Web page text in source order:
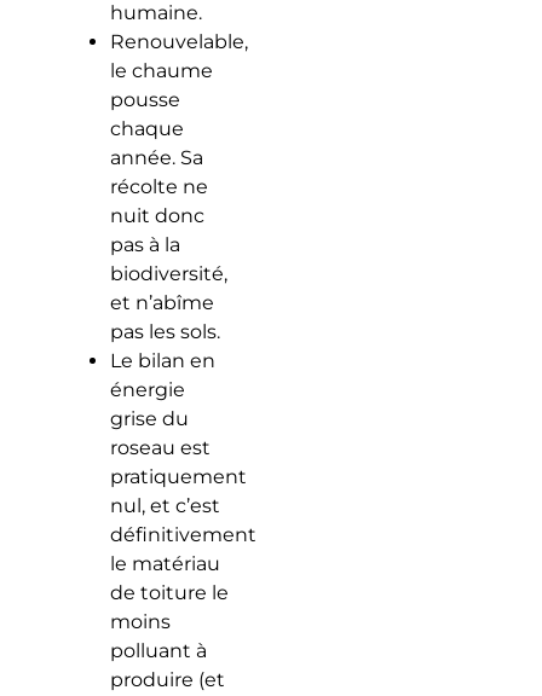
humaine.
Renouvelable,
le chaume
pousse
chaque
année. Sa
récolte ne
nuit donc
pas à la
biodiversité,
et n’abîme
pas les sols.
Le bilan en
énergie
grise du
roseau est
pratiquement
nul, et c’est
définitivement
le matériau
de toiture le
moins
polluant à
produire (et